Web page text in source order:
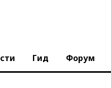
Гид Форум